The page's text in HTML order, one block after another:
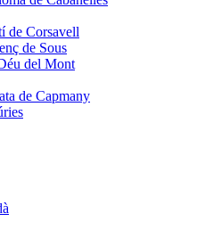
de Corsavell
de Sous
del Mont
de Capmany